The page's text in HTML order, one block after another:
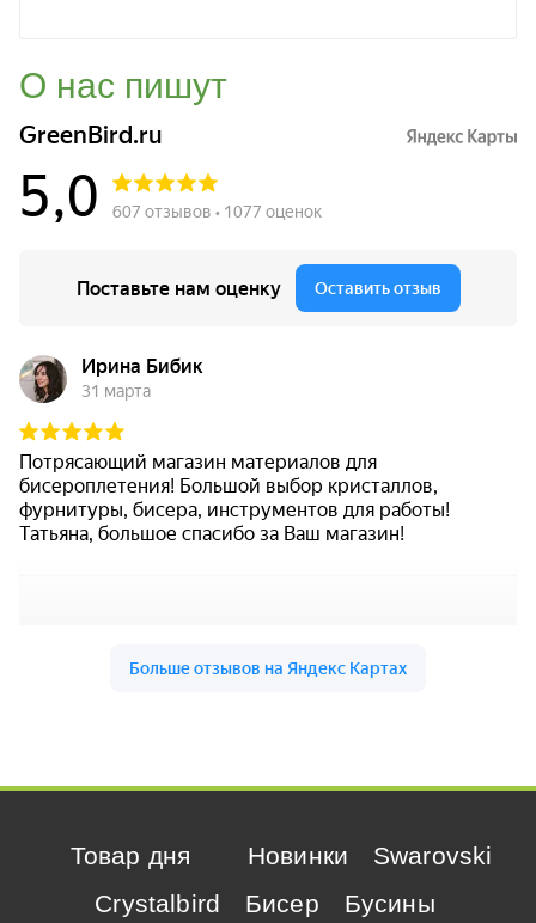
О нас пишут
Товар дня Новинки
Swarovski
Crystalbird
Бисер
Бусины